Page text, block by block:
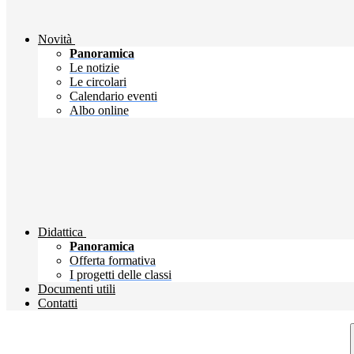
Novità
Panoramica
Le notizie
Le circolari
Calendario eventi
Albo online
Didattica
Panoramica
Offerta formativa
I progetti delle classi
Documenti utili
Contatti